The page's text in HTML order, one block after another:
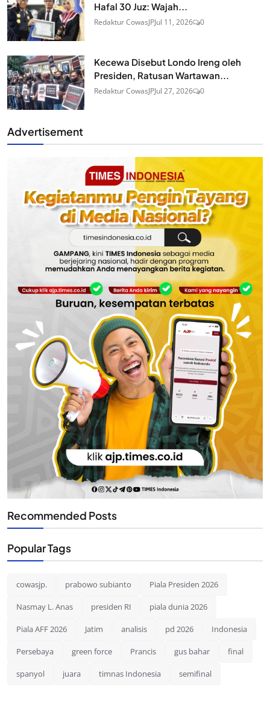
Hafal 30 Juz: Wajah...
Redaktur CowasJPJul 11, 2026 0
Kecewa Disebut Londo Ireng oleh
Presiden, Ratusan Wartawan...
Redaktur CowasJPJul 27, 2026 0
Advertisement
Recommended Posts
Popular Tags
cowasjp. prabowo subianto Piala Presiden 2026
Nasmay L. Anas presiden RI piala dunia 2026
Piala AFF 2026 Jatim analisis pd 2026 Indonesia
Persebaya green force Prancis gus bahar final
spanyol juara timnas Indonesia semifinal